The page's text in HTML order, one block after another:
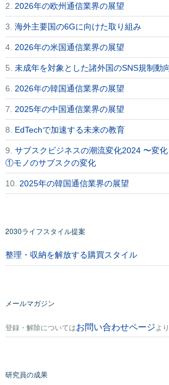
2. 2026年の欧州通信業界の展望
3. 海外主要国の6Gに向けた取り組み
4. 2026年の米国通信業界の展望
5. 未成年を対象とした諸外国のSNS規制動
6. 2026年の韓国通信業界の展望
7. 2025年の中国通信業界の展望
8. EdTechで加速する未来の教育
9. サブスクビジネスの潮流変化2024 〜変
①モノのサブスクの変化
10. 2025年の韓国通信業界の展望
2030ライフスタイル提案
整理・収納を解放する購買スタイル
メールマガジン
登録・解除についてはお問い合わせページよ
研究員の成果